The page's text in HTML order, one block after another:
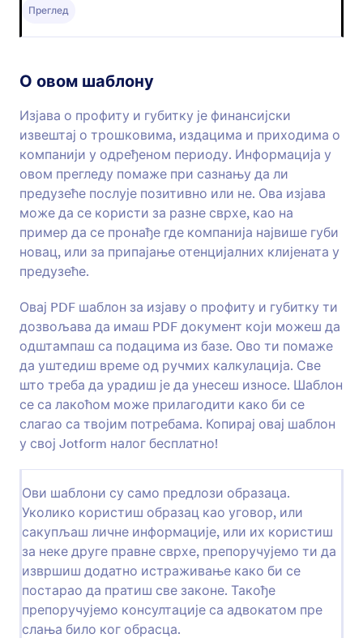
Преглед
О овом шаблону
Изјава о профиту и губитку је финансијски
извештај о трошковима, издацима и приходима о
компанији у одређеном периоду. Информација у
овом прегледу помаже при сазнању да ли
предузеће послује позитивно или не. Ова изјава
може да се користи за разне сврхе, као на
пример да се пронађе где компанија највише губи
новац, или за припајање отенцијалних клијената у
предузеће.
Овај PDF шаблон за изјаву о профиту и губитку ти
дозвољава да имаш PDF документ који можеш да
одштампаш са подацима из базе. Ово ти помаже
да уштедиш време од ручмих калкулација. Све
што треба да урадиш је да унесеш износе. Шаблон
се са лакоћом може прилагодити како би се
слагао са твојим потребама. Копирај овај шаблон
у свој Jotform налог бесплатно!
Ови шаблони су само предлози образаца.
Уколико користиш образац као уговор, или
сакупљаш личне информације, или их користиш
за неке друге правне сврхе, препоручујемо ти да
извршиш додатно истраживање како би се
постарао да пратиш све законе. Такође
препоручујемо консултације са адвокатом пре
слања било ког обрасца.